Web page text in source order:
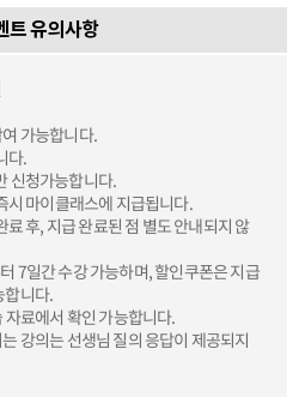
트 유의사항
가능합니다.
다.
신청가능합니다.
시 마이클래스에 지급됩니다.
후, 지급 완료된 점 별도 안내되지 않
7일간 수강 가능하며, 할인쿠폰은 지급
합니다.
료에서 확인 가능합니다.
강의는 선생님 질의 응답이 제공되지